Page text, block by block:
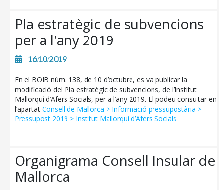
Pla estratègic de subvencions
per a l'any 2019
16/10/2019
En el BOIB núm. 138, de 10 d’octubre, es va publicar la
modificació del Pla estratègic de subvencions, de l’Institut
Mallorquí d’Afers Socials, per a l’any 2019. El podeu consultar en
l’apartat Consell de Mallorca > Informació pressupostària >
Pressupost 2019 > Institut Mallorquí d’Afers Socials
Organigrama Consell Insular de
Mallorca